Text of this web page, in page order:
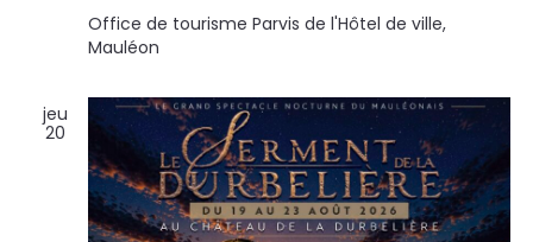
Office de tourisme Parvis de l'Hôtel de ville,
Mauléon
jeu
20